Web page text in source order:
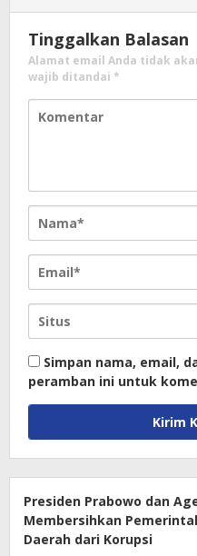
Tinggalkan Balasan
Alamat email Anda tidak
wajib ditandai *
Simpan nama, email,
peramban ini untuk
Presiden Prabowo dan
Membersihkan
Daerah dari Korupsi